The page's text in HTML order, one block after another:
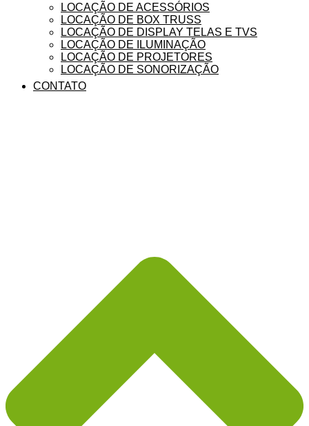
LOCAÇÃO DE ACESSÓRIOS
LOCAÇÃO DE BOX TRUSS
LOCAÇÃO DE DISPLAY TELAS E TVS
LOCAÇÃO DE ILUMINAÇÃO
LOCAÇÃO DE PROJETORES
LOCAÇÃO DE SONORIZAÇÃO
CONTATO